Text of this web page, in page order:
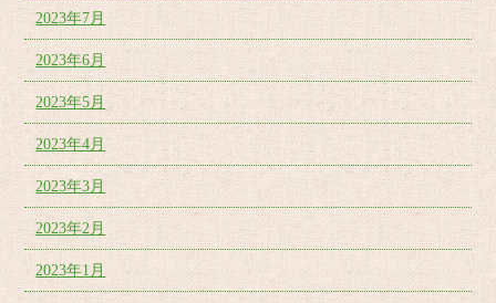
2023年7月
2023年6月
2023年5月
2023年4月
2023年3月
2023年2月
2023年1月